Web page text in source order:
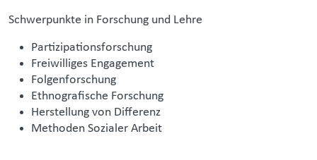
Schwerpunkte in Forschung und Lehre
Partizipationsforschung
Freiwilliges Engagement
Folgenforschung
Ethnografische Forschung
Herstellung von Differenz
Methoden Sozialer Arbeit